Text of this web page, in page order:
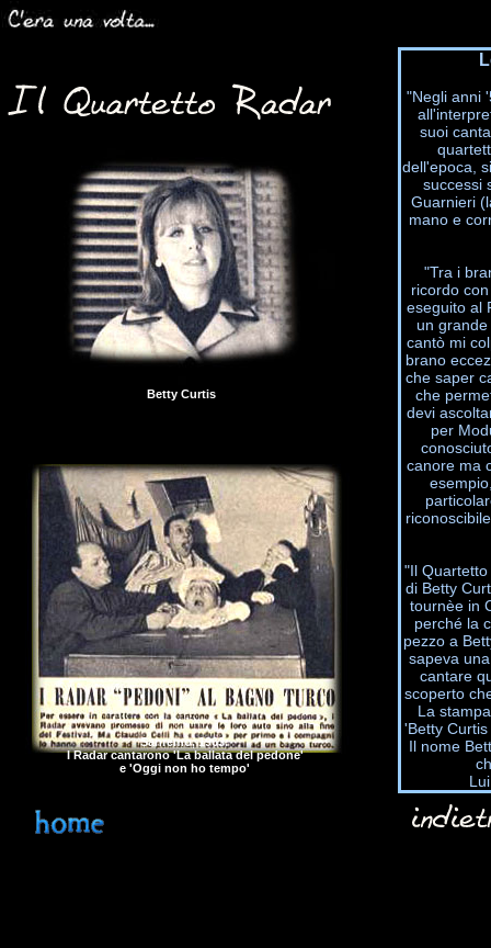
Betty Curtis
"Negli anni
suoi
dell'epoca,
successi
Guarnieri
mano e
"Tra i
ricordo
eseguito al
un grande
cantò mi
brano
che saper
che
devi
per
canore ma
"Il
di Betty
tournèe in
perché la
pezzo a
sapeva
cantare
scoperto
La
'Betty
Il nome
Sanremo, 1963:
I Radar cantarono 'La ballata del pedone'
e 'Oggi non ho tempo'